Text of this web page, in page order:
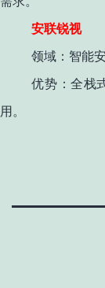
安联锐视
领域 ：智能
优势 ：全栈
用 。